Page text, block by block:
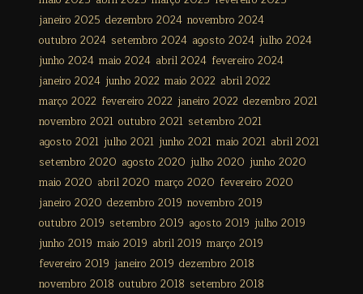
janeiro 2025 dezembro 2024 novembro 2024
outubro 2024 setembro 2024 agosto 2024 julho 2024
junho 2024 maio 2024 abril 2024 fevereiro 2024
janeiro 2024 junho 2022 maio 2022 abril 2022
março 2022 fevereiro 2022 janeiro 2022 dezembro 2021
novembro 2021 outubro 2021 setembro 2021
agosto 2021 julho 2021 junho 2021 maio 2021 abril 2021
setembro 2020 agosto 2020 julho 2020 junho 2020
maio 2020 abril 2020 março 2020 fevereiro 2020
janeiro 2020 dezembro 2019 novembro 2019
outubro 2019 setembro 2019 agosto 2019 julho 2019
junho 2019 maio 2019 abril 2019 março 2019
fevereiro 2019 janeiro 2019 dezembro 2018
novembro 2018 outubro 2018 setembro 2018